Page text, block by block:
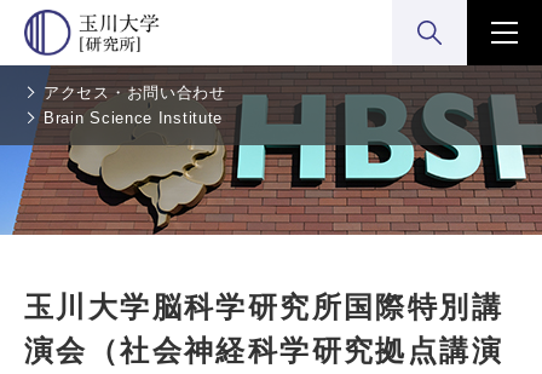
検索:開くメニ
アクセス・お問い合わせ
Brain Science Institute
玉川大学脳科学研究所国際特別講
演会（社会神経科学研究拠点講演